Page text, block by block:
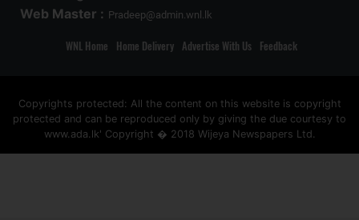
Web Master : Pradeep@admin.wnl.lk
WNL Home Home Delivery Advertise With Us Feedback
Copyrights protected: All the content on this website is copyright
protected and can be reproduced only by giving the due courtesy to
www.ada.lk' Copyright � 2018 Wijeya Newspapers Ltd.